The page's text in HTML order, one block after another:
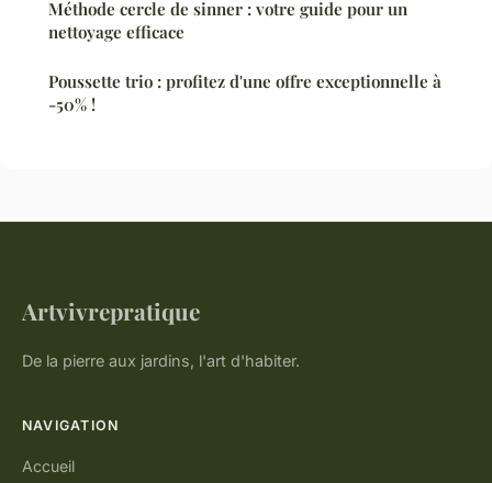
Méthode cercle de sinner : votre guide pour un
nettoyage efficace
Poussette trio : profitez d'une offre exceptionnelle à
-50% !
Artvivrepratique
De la pierre aux jardins, l'art d'habiter.
NAVIGATION
Accueil